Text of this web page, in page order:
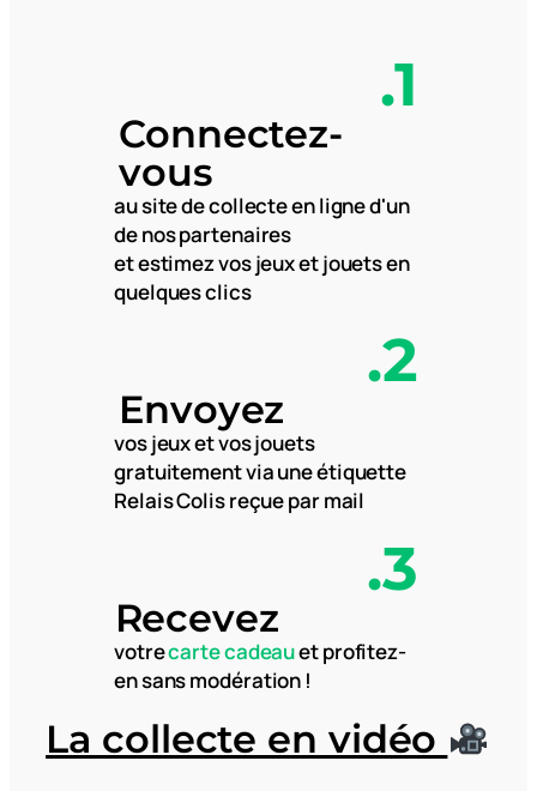
.1
Connectez-
vous
ausite de collecte en ligned'un
de nos partenaires
et estimezvos jeux et jouets en
quelques clics
.2
Envoyez
vos jeux et vos jouets
gratuitementvia une étiquette
Relais Colis reçue par mail
.3
Recevez
votrecarte cadeauet profitez-
en sans modération !
La collecte en vidéo